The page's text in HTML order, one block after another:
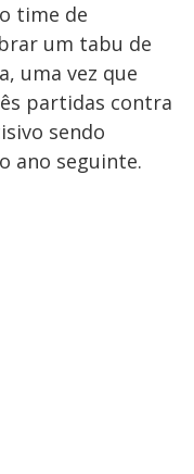
time de
um tabu de
uma vez que
partidas contra
sendo
ano seguinte.